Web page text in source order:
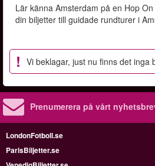
Lär känna Amsterdam på en Hop
din biljetter till guidade rundturer i
Vi beklagar, just nu finns det inga
Prenumerera på vårt
LondonFotboll.se
ParisBiljetter.se